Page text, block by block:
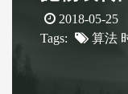
2018-05-25
Tags:
算法